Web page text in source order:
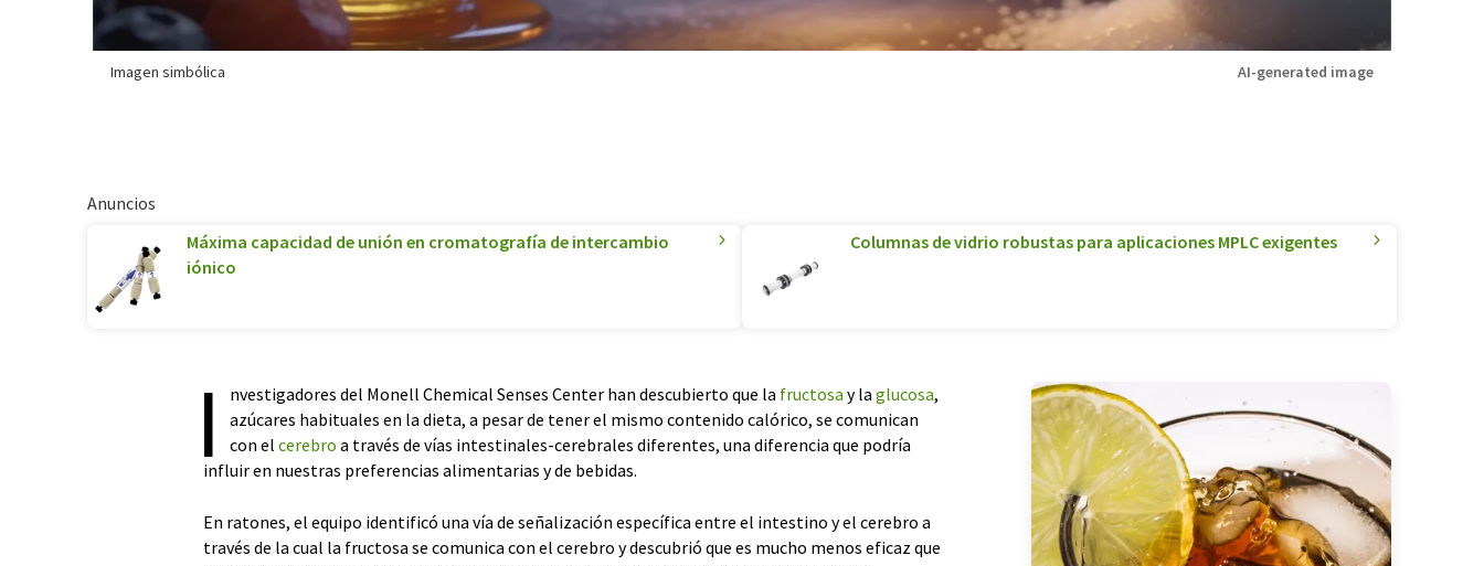
Imagen simbólica AI-generated image
Anuncios
Máxima capacidad de unión en cromatografía de intercambio
iónico
Columnas de vidrio robustas para aplicaciones MPLC exigentes
I nvestigadores del Monell Chemical Senses Center han descubierto que la fructosa y la glucosa,
azúcares habituales en la dieta, a pesar de tener el mismo contenido calórico, se comunican
con el cerebro a través de vías intestinales-cerebrales diferentes, una diferencia que podría
influir en nuestras preferencias alimentarias y de bebidas.
En ratones, el equipo identificó una vía de señalización específica entre el intestino y el cerebro a
través de la cual la fructosa se comunica con el cerebro y descubrió que es mucho menos eficaz que